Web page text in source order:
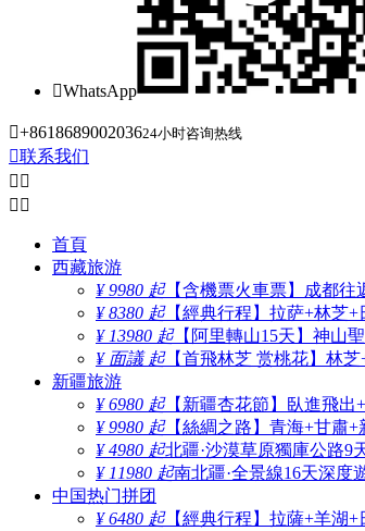
WhatsApp
+861868900203624小时咨询热线
联系我们
 
 
首頁
西藏旅游
¥ 9980 起【含機票火車票】成都往
¥ 8380 起【經典行程】拉萨+林芝+
¥ 13980 起【阿里轉山15天】神山
¥ 面議 起【首飛林芝 赏桃花】林芝
新疆旅游
¥ 6980 起【新疆杏花節】臥進飛出
¥ 9980 起【絲綢之路】青海+甘肅+
¥ 4980 起北疆·沙漠草原獨庫公路9
¥ 11980 起南北疆·全景線16天深度
中国热门拼团
¥ 6480 起【經典行程】拉薩+羊湖+